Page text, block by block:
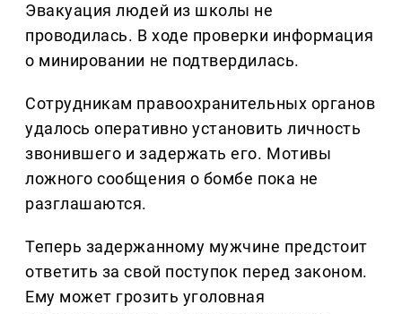
Эвакуация людей из школы не
проводилась. В ходе проверки информация
о минировании не подтвердилась.
Сотрудникам правоохранительных органов
удалось оперативно установить личность
звонившего и задержать его. Мотивы
ложного сообщения о бомбе пока не
разглашаются.
Теперь задержанному мужчине предстоит
ответить за свой поступок перед законом.
Ему может грозить уголовная